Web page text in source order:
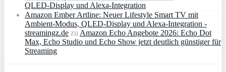
QLED‑Display und Alexa‑Integration
Amazon Ember Artline: Neuer Lifestyle Smart TV mit
Ambient‑Modus, QLED‑Display und Alexa‑Integration -
streamingz.de zuAmazon Echo Angebote 2026: Echo Dot
Max, Echo Studio und Echo Show jetzt deutlich günstiger für
Streaming